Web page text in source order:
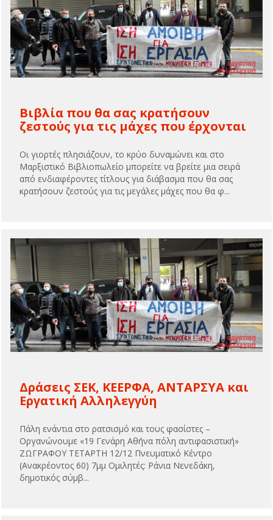
Βιβλία που θα σας κρατήσουν
ζεστούς για τις μάχες που έρχονται
Οι γιορτές πλησιάζουν, το κρύο δυναμώνει και στο
Μαρξιστικό Βιβλιοπωλείο μπορείτε να βρείτε μια σειρά
από ενδιαφέροντες τίτλους για διάβασμα που θα σας
κρατήσουν ζεστούς για τις μεγάλες μάχες που θα φ...
Δράσεις ΣΕΚ, ΚΕΕΡΦΑ, ΑΝΤΑΡΣΥΑ και
Εργατική Αλληλεγγύη
Πάλη ενάντια στο ρατσισμό και τους φασίστες –
Οργανώνουμε «19 Γενάρη Αθήνα πόλη αντιφασιστική»
ΖΩΓΡΑΦΟΥ ΤΕΤΑΡΤΗ 12/12 Πνευματικό Κέντρο
(Ανακρέοντος 60) 7μμ Ομιλητές: Ράνια Νενεδάκη,
δημοτικός σύμβ...